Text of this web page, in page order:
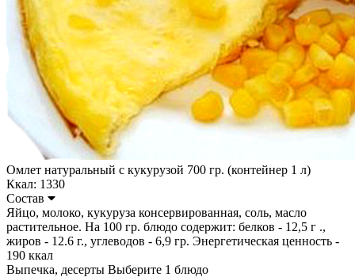
Омлет натуральный с кукурузой 700 гр. (контейнер 1 л)
Ккал: 1330
Состав
Яйцо, молоко, кукуруза консервированная, соль, масло
растительное. На 100 гр. блюдо содержит: белков - 12,5 г .,
жиров - 12.6 г., углеводов - 6,9 гр. Энергетическая ценность -
190 ккал
Выпечка, десерты Выберите 1 блюдо